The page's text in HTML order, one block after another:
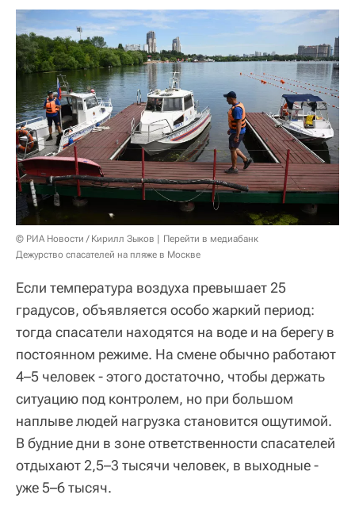
© РИА Новости / Кирилл Зыков
Перейти в медиабанк
Дежурство спасателей на пляже в Москве
Если температура воздуха превышает 25
градусов, объявляется особо жаркий период:
тогда спасатели находятся на воде и на берегу в
постоянном режиме. На смене обычно работают
4–5 человек - этого достаточно, чтобы держать
ситуацию под контролем, но при большом
наплыве людей нагрузка становится ощутимой.
В будние дни в зоне ответственности спасателей
отдыхают 2,5–3 тысячи человек, в выходные -
уже 5–6 тысяч.